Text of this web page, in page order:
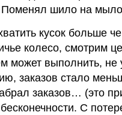
Поменял шило на
кусок больше
колесо, смотрим
может выполнить, не
заказов стало
заказов… (это
С